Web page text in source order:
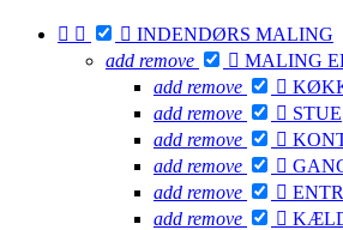
   INDENDØRS MALING
add remove  MALING
add remove 
add remove  STUE
add remove 
add remove 
add remove 
add remove 